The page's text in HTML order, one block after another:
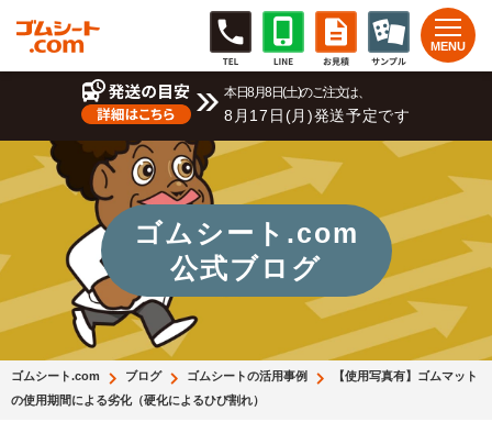
本日8月8日(土)のご注文は、
8月17日(月)発送予定です
ゴムシート.com
公式ブログ
ゴムシート.com ブログ ゴムシートの活用事例
【使用写真有】ゴムマット
の使用期間による劣化（硬化によるひび割れ）